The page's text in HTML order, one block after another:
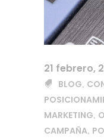
21 febrero,
BLOG,
MARKETING,
CAMPAÑA,